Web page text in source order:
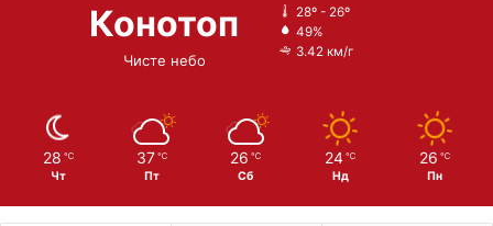
Конотоп
Чисте небо
28º - 26º
49%
3.42 км/г
28 ℃
Чт
37 ℃
Пт
26 ℃
Сб
24 ℃
Нд
26 ℃
Пн